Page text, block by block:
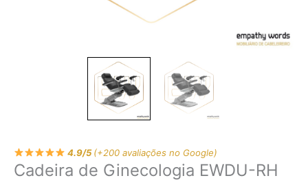
4.9/5(+200 avaliações no Google)
Cadeira de Ginecologia EWDU-RH